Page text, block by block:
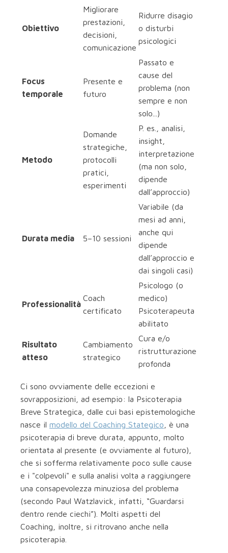
Obiettivo
Migliorare
prestazioni,
decisioni,
comunicazione
Ridurre disagio
o disturbi
psicologici
Focus
temporale
Presente e
futuro
Passato e
cause del
problema (non
sempre e non
solo...)
Metodo
Domande
strategiche,
protocolli
pratici,
esperimenti
P. es., analisi,
insight,
interpretazione
(ma non solo,
dipende
dall’approccio)
Durata media 5–10 sessioni
Variabile (da
mesi ad anni,
anche qui
dipende
dall’approccio e
dai singoli casi)
Professionalità
Coach
certificato
Psicologo (o
medico)
Psicoterapeuta
abilitato
Risultato
atteso
Cambiamento
strategico
Cura e/o
ristrutturazione
profonda
Ci sono ovviamente delle eccezioni e
sovrapposizioni, ad esempio: la Psicoterapia
Breve Strategica, dalle cui basi epistemologiche
nasce il modello del Coaching Stategico , è una
psicoterapia di breve durata, appunto, molto
orientata al presente (e ovviamente al futuro),
che si sofferma relativamente poco sulle cause
e i "colpevoli" e sulla analisi volta a raggiungere
una consapevolezza minuziosa del problema
(secondo Paul Watzlavick, infatti, “Guardarsi
dentro rende ciechi”). Molti aspetti del
Coaching, inoltre, si ritrovano anche nella
psicoterapia.